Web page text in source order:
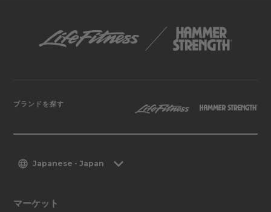
ブランドを探す
Japanese - Japan
マーケット